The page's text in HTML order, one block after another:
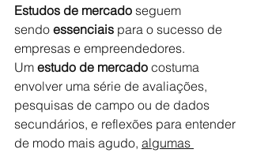
Estudos de mercado seguem
sendo essenciais para o sucesso de
empresas e empreendedores.
Um estudo de mercado costuma
envolver uma série de avaliações,
pesquisas de campo ou de dados
secundários, e reflexões para entender
de modo mais agudo, algumas